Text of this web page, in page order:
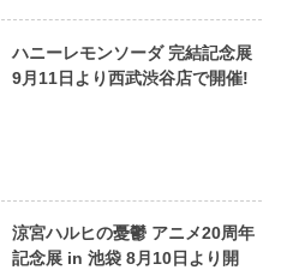
ハニーレモンソーダ 完結記念展
9月11日より西武渋谷店で開催!
涼宮ハルヒの憂鬱 アニメ20周年
記念展 in 池袋 8月10日より開